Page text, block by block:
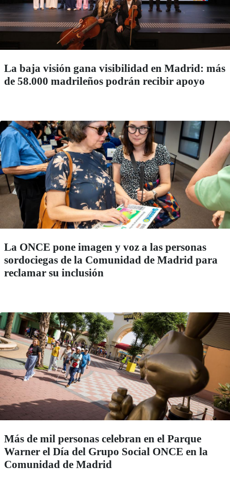
La baja visión gana visibilidad en Madrid: más
de 58.000 madrileños podrán recibir apoyo
La ONCE pone imagen y voz a las personas
sordociegas de la Comunidad de Madrid para
reclamar su inclusión
Más de mil personas celebran en el Parque
Warner el Día del Grupo Social ONCE en la
Comunidad de Madrid